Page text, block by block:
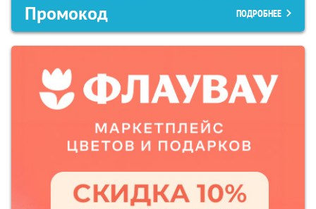
Промокод ПОДРОБНЕЕ